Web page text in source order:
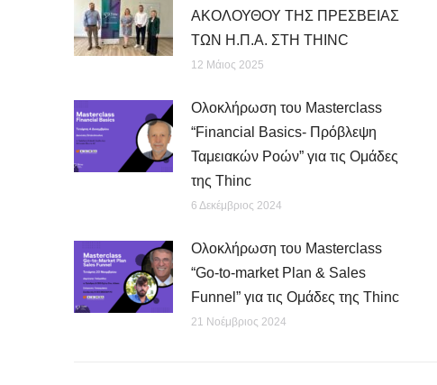
ΑΚΟΛΟΥΘΟΥ ΤΗΣ ΠΡΕΣΒΕΙΑΣ
ΤΩΝ Η.Π.Α. ΣΤΗ THINC
12 Μάιος 2025
Ολοκλήρωση του Masterclass
“Financial Basics- Πρόβλεψη
Ταμειακών Ροών” για τις Ομάδες
της Thinc
6 Δεκέμβριος 2024
Ολοκλήρωση του Masterclass
“Go-to-market Plan & Sales
Funnel” για τις Ομάδες της Thinc
21 Νοέμβριος 2024